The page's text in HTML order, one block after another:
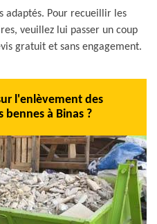
adaptés. Pour recueillir les
veuillez lui passer un coup
gratuit et sans engagement.
l'enlèvement des
à Binas ?